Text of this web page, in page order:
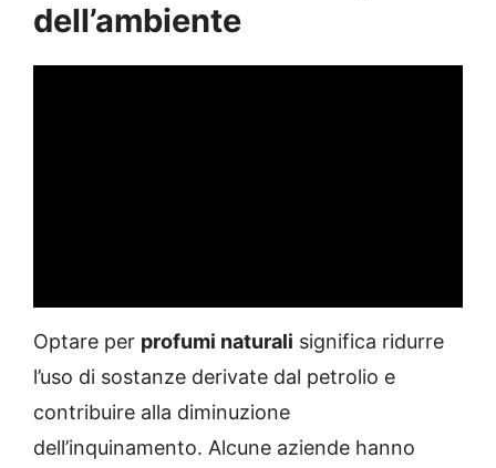
dell’ambiente
Optare per profumi naturali significa ridurre
l’uso di sostanze derivate dal petrolio e
contribuire alla diminuzione
dell’inquinamento. Alcune aziende hanno